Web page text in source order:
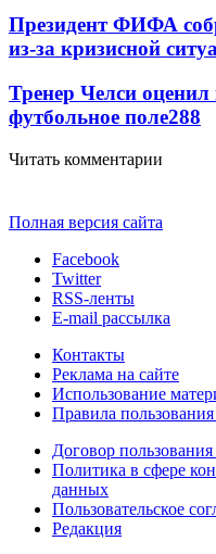
Президент ФИФА
из-за кризисной
Тренер Челси
футбольное поле288
Читать комментарии
Полная версия сайта
Facebook
Twitter
RSS-ленты
E-mail рассылка
Контакты
Реклама на сайте
Использование
Правила
Договор
Политика в сфере
данных
Пользовательское
Редакция